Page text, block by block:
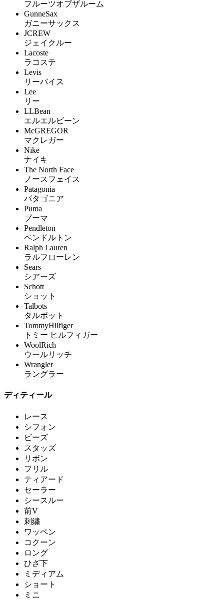
フルーツオブザルーム
GunneSax
ガニーサックス
JCREW
ジェイクルー
Lacoste
ラコステ
Levis
リーバイス
Lee
リー
LLBean
エルエルビーン
McGREGOR
マクレガー
Nike
ナイキ
The North Face
ノースフェイス
Patagonia
パタゴニア
Puma
プーマ
Pendleton
ペンドルトン
Ralph Lauren
ラルフローレン
Sears
シアーズ
Schott
ショット
Talbots
タルボット
TommyHilfiger
トミー ヒルフィガー
WoolRich
ウールリッチ
Wrangler
ラングラー
ディティール
レース
シフォン
ビーズ
スタッズ
リボン
フリル
ティアード
セーラー
シースルー
前V
刺繍
ワッペン
コクーン
ロング
ひざ下
ミディアム
ショート
ミニ